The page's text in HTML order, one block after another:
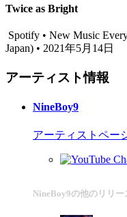
Twice as Bright
Spotify • New Music
Japan) • 2021年5月14日
アーティスト情報
NineBoy9
アーティストペー
NineBoy9の他のリリー